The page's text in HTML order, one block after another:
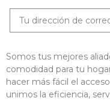
Somos tus mejores
comodidad para tu
hacer más fácil el
unimos la eficiencia,